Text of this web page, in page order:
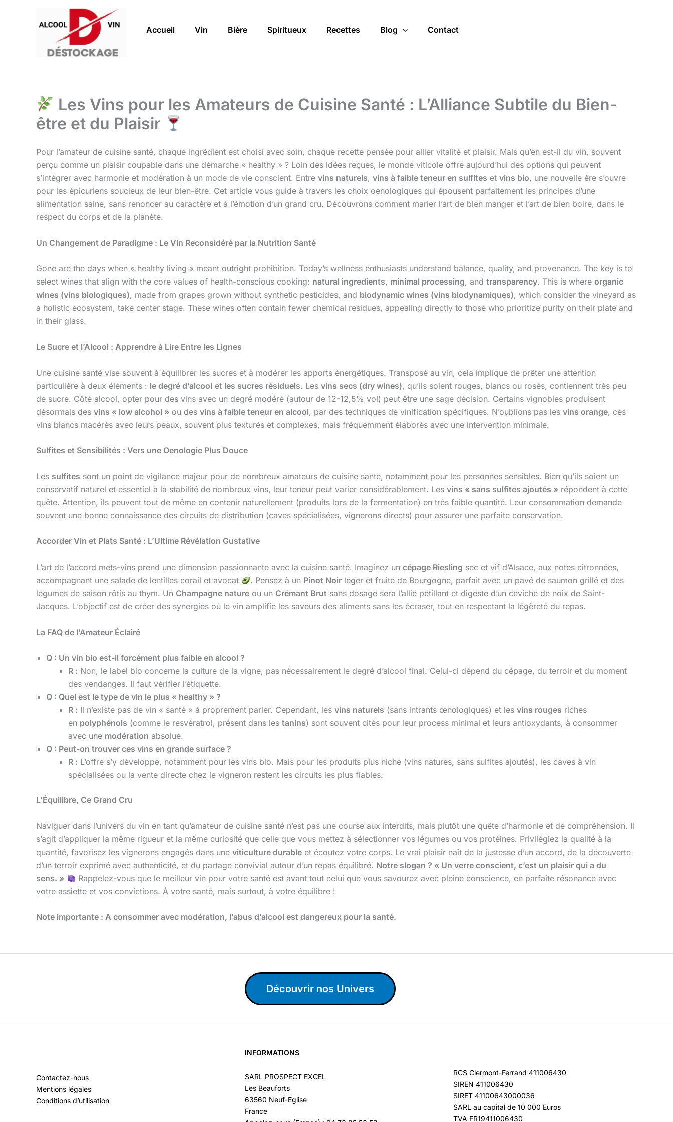
Accueil Vin Bière Spiritueux Recettes Blog Contact
Les Vins pour les Amateurs de Cuisine Santé : L’Alliance Subtile du Bien-
être et du Plaisir
Pour l’amateur de cuisine santé, chaque ingrédient est choisi avec soin, chaque recette pensée pour allier vitalité et plaisir. Mais qu’en est-il du vin, souvent
perçu comme un plaisir coupable dans une démarche « healthy » ? Loin des idées reçues, le monde viticole offre aujourd’hui des options qui peuvent
s’intégrer avec harmonie et modération à un mode de vie conscient. Entre vins naturels, vins à faible teneur en sulfites et vins bio, une nouvelle ère s’ouvre
pour les épicuriens soucieux de leur bien-être. Cet article vous guide à travers les choix oenologiques qui épousent parfaitement les principes d’une
alimentation saine, sans renoncer au caractère et à l’émotion d’un grand cru. Découvrons comment marier l’art de bien manger et l’art de bien boire, dans le
respect du corps et de la planète.
Un Changement de Paradigme : Le Vin Reconsidéré par la Nutrition Santé
Gone are the days when « healthy living » meant outright prohibition. Today’s wellness enthusiasts understand balance, quality, and provenance. The key is to
select wines that align with the core values of health-conscious cooking: natural ingredients, minimal processing, and transparency. This is where organic
wines (vins biologiques), made from grapes grown without synthetic pesticides, and biodynamic wines (vins biodynamiques), which consider the vineyard as
a holistic ecosystem, take center stage. These wines often contain fewer chemical residues, appealing directly to those who prioritize purity on their plate and
in their glass.
Le Sucre et l’Alcool : Apprendre à Lire Entre les Lignes
Une cuisine santé vise souvent à équilibrer les sucres et à modérer les apports énergétiques. Transposé au vin, cela implique de prêter une attention
particulière à deux éléments : le degré d’alcool et les sucres résiduels. Les vins secs (dry wines), qu’ils soient rouges, blancs ou rosés, contiennent très peu
de sucre. Côté alcool, opter pour des vins avec un degré modéré (autour de 12-12,5% vol) peut être une sage décision. Certains vignobles produisent
désormais des vins « low alcohol » ou des vins à faible teneur en alcool, par des techniques de vinification spécifiques. N’oublions pas les vins orange, ces
vins blancs macérés avec leurs peaux, souvent plus texturés et complexes, mais fréquemment élaborés avec une intervention minimale.
Sulfites et Sensibilités : Vers une Oenologie Plus Douce
Les sulfites sont un point de vigilance majeur pour de nombreux amateurs de cuisine santé, notamment pour les personnes sensibles. Bien qu’ils soient un
conservatif naturel et essentiel à la stabilité de nombreux vins, leur teneur peut varier considérablement. Les vins « sans sulfites ajoutés » répondent à cette
quête. Attention, ils peuvent tout de même en contenir naturellement (produits lors de la fermentation) en très faible quantité. Leur consommation demande
souvent une bonne connaissance des circuits de distribution (caves spécialisées, vignerons directs) pour assurer une parfaite conservation.
Accorder Vin et Plats Santé : L’Ultime Révélation Gustative
L’art de l’accord mets-vins prend une dimension passionnante avec la cuisine santé. Imaginez un cépage Riesling sec et vif d’Alsace, aux notes citronnées,
accompagnant une salade de lentilles corail et avocat
. Pensez à un Pinot Noir léger et fruité de Bourgogne, parfait avec un pavé de saumon grillé et des
légumes de saison rôtis au thym. Un Champagne nature ou un Crémant Brut sans dosage sera l’allié pétillant et digeste d’un ceviche de noix de Saint-
Jacques. L’objectif est de créer des synergies où le vin amplifie les saveurs des aliments sans les écraser, tout en respectant la légèreté du repas.
La FAQ de l’Amateur Éclairé
Q : Un vin bio est-il forcément plus faible en alcool ?
R : Non, le label bio concerne la culture de la vigne, pas nécessairement le degré d’alcool final. Celui-ci dépend du cépage, du terroir et du moment
des vendanges. Il faut vérifier l’étiquette.
Q : Quel est le type de vin le plus « healthy » ?
R : Il n’existe pas de vin « santé » à proprement parler. Cependant, les vins naturels (sans intrants œnologiques) et les vins rouges riches
en polyphénols (comme le resvératrol, présent dans les tanins) sont souvent cités pour leur process minimal et leurs antioxydants, à consommer
avec une modération absolue.
Q : Peut-on trouver ces vins en grande surface ?
R : L’offre s’y développe, notamment pour les vins bio. Mais pour les produits plus niche (vins natures, sans sulfites ajoutés), les caves à vin
spécialisées ou la vente directe chez le vigneron restent les circuits les plus fiables.
L’Équilibre, Ce Grand Cru
Naviguer dans l’univers du vin en tant qu’amateur de cuisine santé n’est pas une course aux interdits, mais plutôt une quête d’harmonie et de compréhension. Il
s’agit d’appliquer la même rigueur et la même curiosité que celle que vous mettez à sélectionner vos légumes ou vos protéines. Privilégiez la qualité à la
quantité, favorisez les vignerons engagés dans une viticulture durable et écoutez votre corps. Le vrai plaisir naît de la justesse d’un accord, de la découverte
d’un terroir exprimé avec authenticité, et du partage convivial autour d’un repas équilibré. Notre slogan ? « Un verre conscient, c’est un plaisir qui a du
sens. »
Rappelez-vous que le meilleur vin pour votre santé est avant tout celui que vous savourez avec pleine conscience, en parfaite résonance avec
votre assiette et vos convictions. À votre santé, mais surtout, à votre équilibre !
Note importante : A consommer avec modération, l’abus d’alcool est dangereux pour la santé.
Découvrir nos Univers
Contactez-nous
Mentions légales
Conditions d’utilisation
INFORMATIONS
SARL PROSPECT EXCEL
Les Beauforts
63560 Neuf-Eglise
France
RCS Clermont-Ferrand 411006430
SIREN 411006430
SIRET 41100643000036
SARL au capital de 10 000 Euros
TVA FR19411006430